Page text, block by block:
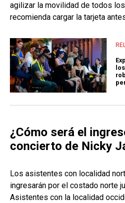
agilizar la movilidad de todos
recomienda cargar la tarjeta
¿Cómo será el
concierto de Nicky
Los asistentes con localidad
ingresarán por el costado norte
Asistentes con la localidad